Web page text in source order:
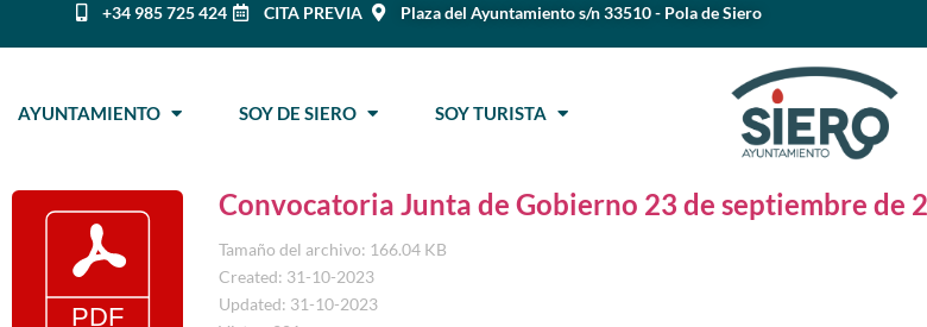
+34 985 725 424 CITA PREVIA Plaza del Ayuntamiento s/n 33510 - Pola de Siero
AYUNTAMIENTO SOY DE SIERO SOY TURISTA
Convocatoria Junta de Gobierno 23 de septiembre de
Tamaño del archivo: 166.04 KB
Created: 31-10-2023
Updated: 31-10-2023